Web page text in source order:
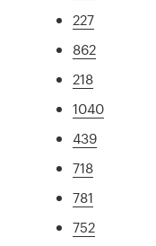
227
862
218
1040
439
718
781
752